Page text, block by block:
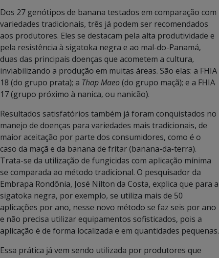
Dos 27 genótipos de banana testados em comparação com
variedades tradicionais, três já podem ser recomendados
aos produtores. Eles se destacam pela alta produtividade e
pela resistência à sigatoka negra e ao mal-do-Panamá,
duas das principais doenças que acometem a cultura,
inviabilizando a produção em muitas áreas. São elas: a FHIA
18 (do grupo prata); a Thap Maeo(do grupo maçã); e a FHIA
17 (grupo próximo à nanica, ou nanicão).
Resultados satisfatórios também já foram conquistados no
manejo de doenças para variedades mais tradicionais, de
maior aceitação por parte dos consumidores, como é o
caso da maçã e da banana de fritar (banana-da-terra).
Trata-se da utilização de fungicidas com aplicação mínima
se comparada ao método tradicional. O pesquisador da
Embrapa Rondônia, José Nilton da Costa, explica que para a
sigatoka negra, por exemplo, se utiliza mais de 50
aplicações por ano, nesse novo método se faz seis por ano
e não precisa utilizar equipamentos sofisticados, pois a
aplicação é de forma localizada e em quantidades pequenas.
Essa prática já vem sendo utilizada por produtores que